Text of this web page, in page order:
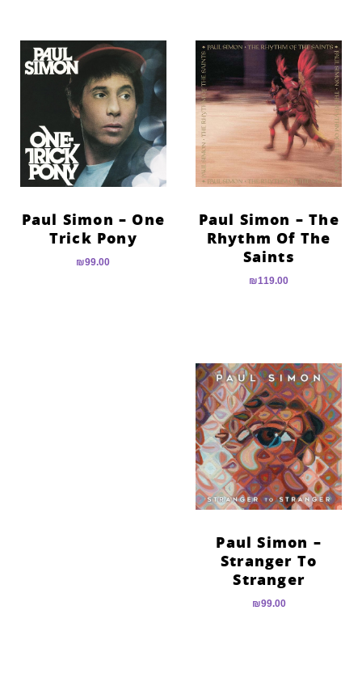
Paul Simon – The
Rhythm Of The
Saints
₪119.00
Paul Simon – One
Trick Pony
₪99.00
Paul Simon –
Stranger To
Stranger
₪99.00